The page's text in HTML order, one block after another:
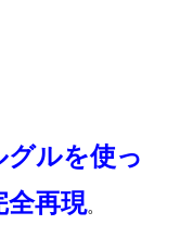
グルを使っ
再現。